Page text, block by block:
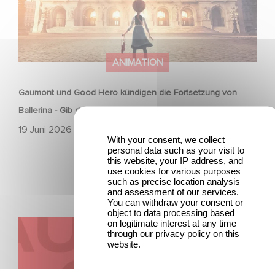
ANIMATION
Gaumont und Good Hero kündigen die Fortsetzung von
Ballerina - Gib deinen Traum niemals auf an
19 Juni 2026
With your consent, we collect
personal data such as your visit to
this website, your IP address, and
use cookies for various purposes
such as precise location analysis
and assessment of our services.
You can withdraw your consent or
object to data processing based
on legitimate interest at any time
through our privacy policy on this
website.